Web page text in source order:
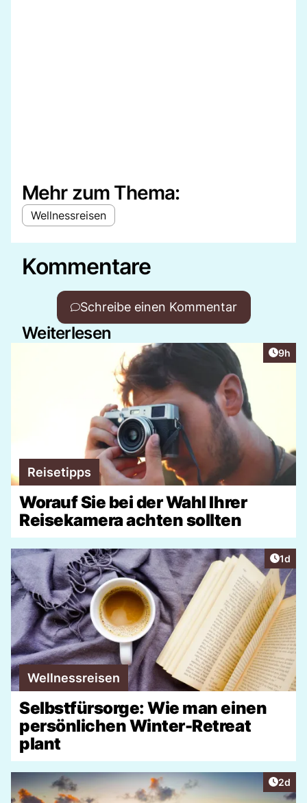
Mehr zum Thema:
Wellnessreisen
Kommentare
Schreibe einen Kommentar
Weiterlesen
9h
Reisetipps
Worauf Sie bei der Wahl Ihrer
Reisekamera achten sollten
1d
Wellnessreisen
Selbstfürsorge: Wie man einen
persönlichen Winter-Retreat
plant
2d